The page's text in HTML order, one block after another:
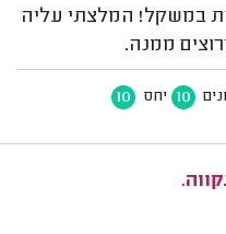
במשקל! המלצתי עליה
ממנה.
10 יחס 10